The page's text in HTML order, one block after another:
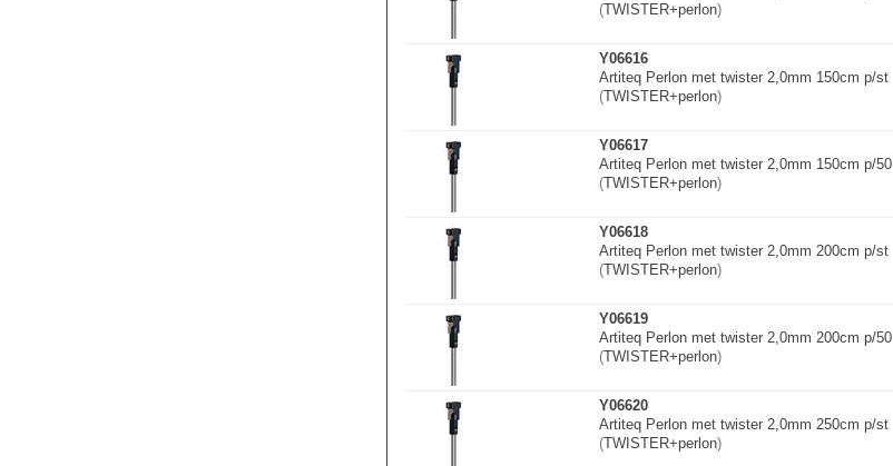
(TWISTER+perlon)
Y06616
Artiteq Perlon met twister 2,0mm 150cm p/st
(TWISTER+perlon)
Y06617
Artiteq Perlon met twister 2,0mm 150cm p/50
(TWISTER+perlon)
Y06618
Artiteq Perlon met twister 2,0mm 200cm p/st
(TWISTER+perlon)
Y06619
Artiteq Perlon met twister 2,0mm 200cm p/50
(TWISTER+perlon)
Y06620
Artiteq Perlon met twister 2,0mm 250cm p/st
(TWISTER+perlon)